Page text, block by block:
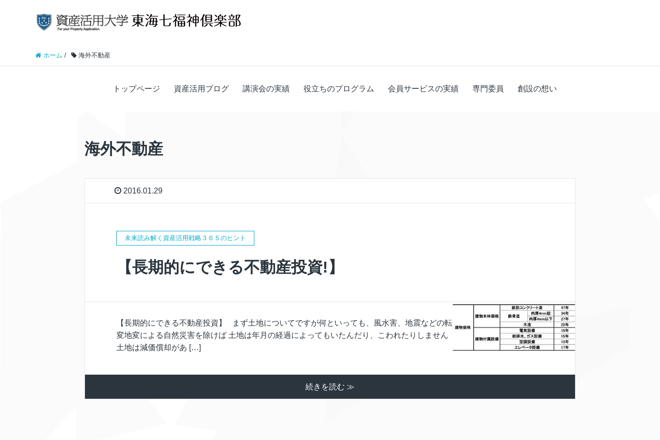
ホーム / 海外不動産
トップページ 資産活用ブログ 講演会の実績 役立ちのプログラム 会員サービスの実績 専門委員 創設の想い
海外不動産
2016.01.29
未来読み解く資産活用戦略３６５のヒント
【長期的にできる不動産投資!】
【長期的にできる不動産投資】 まず土地についてですが何といっても、風水害、地震などの転
変地変による自然災害を除けば 土地は年月の経過によってもいたんだり、こわれたりしません
土地は減価償却があ […]
続きを読む ≫